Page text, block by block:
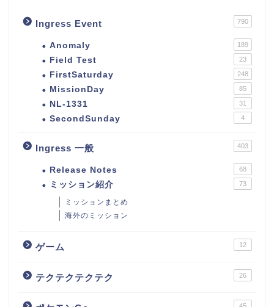
Ingress Event 790
Anomaly 189
Field Test 23
FirstSaturday 248
MissionDay 85
NL-1331 31
SecondSunday 4
Ingress 一般 403
Release Notes 68
ミッション紹介 73
ミッションまとめ
海外のミッション
ゲーム 12
テクテクテクテク 26